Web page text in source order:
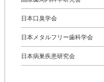
日本口臭学会
日本メタルフリー歯科学会
日本病巣疾患研究会